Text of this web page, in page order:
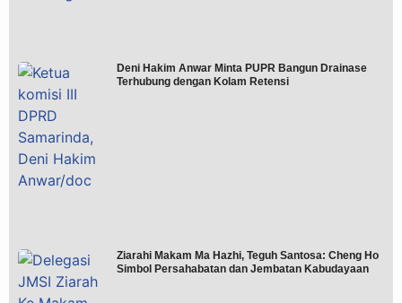
Deni Hakim Anwar Minta PUPR Bangun Drainase
Terhubung dengan Kolam Retensi
Ziarahi Makam Ma Hazhi, Teguh Santosa: Cheng Ho
Simbol Persahabatan dan Jembatan Kabudayaan